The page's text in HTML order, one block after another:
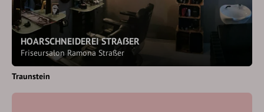
HOARSCHNEIDEREI STRAẞER
Friseursalon Ramona Straßer
Traunstein